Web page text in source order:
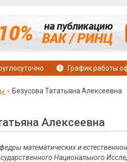
График работы
Безусова Тататьяна Алексеевна
Алексеевна
математических и
Национального